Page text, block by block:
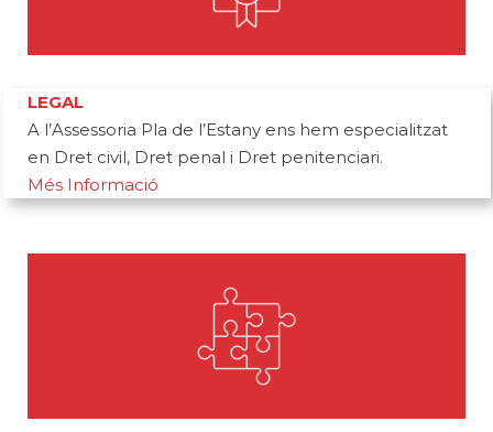
LEGAL
A l’Assessoria Pla de l’Estany ens hem especialitzat
en Dret civil, Dret penal i Dret penitenciari.
Més Informació